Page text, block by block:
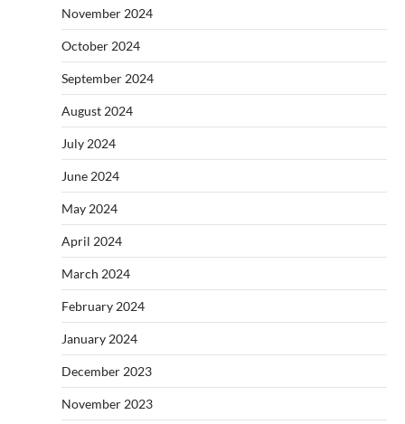
November 2024
October 2024
September 2024
August 2024
July 2024
June 2024
May 2024
April 2024
March 2024
February 2024
January 2024
December 2023
November 2023